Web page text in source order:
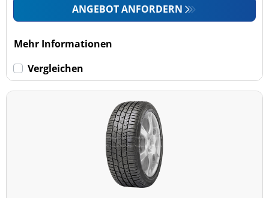
ANGEBOT ANFORDERN
Mehr Informationen
Vergleichen